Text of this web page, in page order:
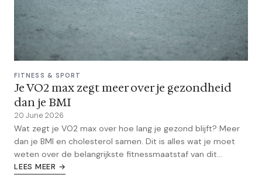
FITNESS & SPORT
Je VO2 max zegt meer over je gezondheid
dan je BMI
20 June 2026
Wat zegt je VO2 max over hoe lang je gezond blijft? Meer
dan je BMI en cholesterol samen. Dit is alles wat je moet
weten over de belangrijkste fitnessmaatstaf van dit
moment.
LEES MEER →